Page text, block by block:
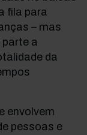
fila para
– mas
parte a
da
envolvem
pessoas e